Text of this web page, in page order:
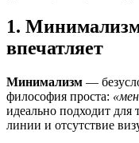
1.
впечатляет
Минимализм —
философия проста:
идеально подходит для
линии и отсутствие